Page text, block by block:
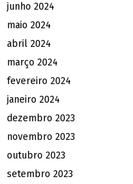
junho 2024
maio 2024
abril 2024
março 2024
fevereiro 2024
janeiro 2024
dezembro 2023
novembro 2023
outubro 2023
setembro 2023